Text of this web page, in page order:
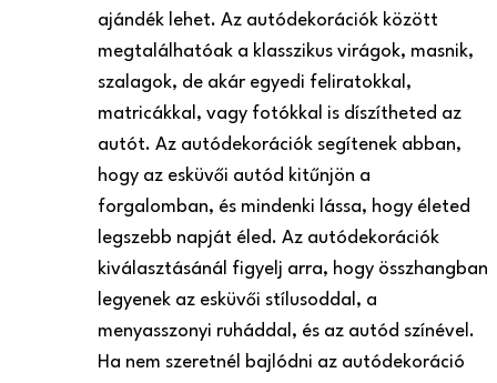
ajándék lehet. Az autódekorációk között
megtalálhatóak a klasszikus virágok, masnik,
szalagok, de akár egyedi feliratokkal,
matricákkal, vagy fotókkal is díszítheted az
autót. Az autódekorációk segítenek abban,
hogy az esküvői autód kitűnjön a
forgalomban, és mindenki lássa, hogy életed
legszebb napját éled. Az autódekorációk
kiválasztásánál figyelj arra, hogy összhangban
legyenek az esküvői stílusoddal, a
menyasszonyi ruháddal, és az autód színével.
Ha nem szeretnél bajlódni az autódekoráció